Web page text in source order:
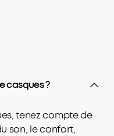
casques ?
tenez compte de
son, le confort,